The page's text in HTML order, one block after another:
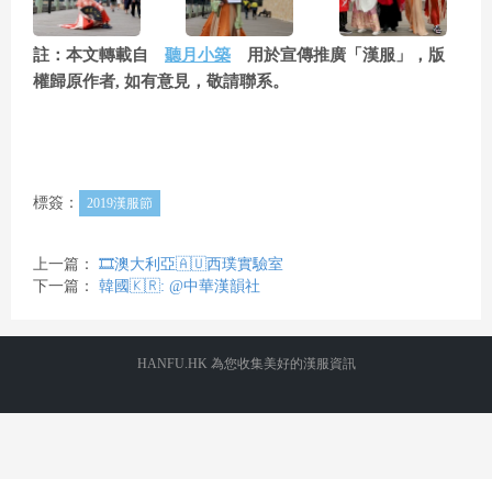
註：本文轉載自 聽月小築 用於宣傳推廣「漢服」，版
權歸原作者, 如有意見，敬請聯系。
標簽： 2019漢服節
上一篇： 🎞️澳大利亞🇦🇺西璞實驗室
下一篇： 韓國🇰🇷: @中華漢韻社
HANFU.HK 為您收集美好的漢服資訊